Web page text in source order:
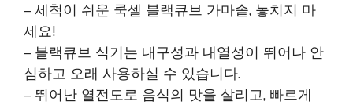
– 세척이 쉬운 쿡셀 블랙큐브 가마솥, 놓치지 마
세요!
– 블랙큐브 식기는 내구성과 내열성이 뛰어나 안
심하고 오래 사용하실 수 있습니다.
– 뛰어난 열전도로 음식의 맛을 살리고, 빠르게